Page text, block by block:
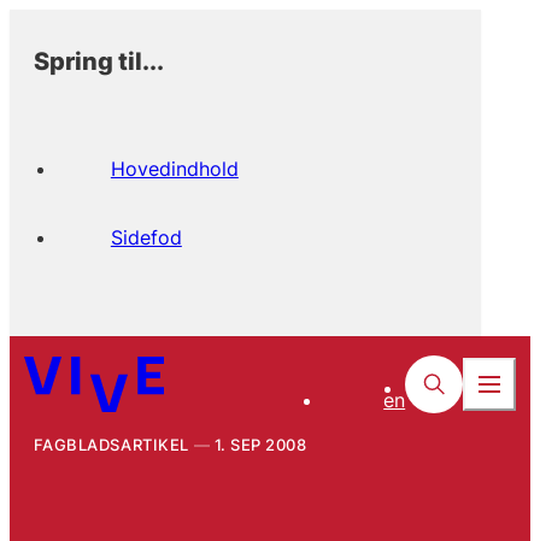
Spring til...
Hovedindhold
Sidefod
en
FAGBLADSARTIKEL 1. SEP 2008